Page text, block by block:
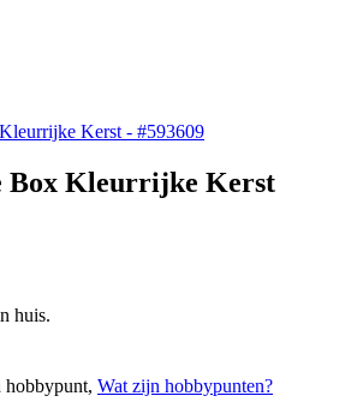
Box Kleurrijke Kerst
huis.
hobbypunt, Wat zijn hobbypunten?